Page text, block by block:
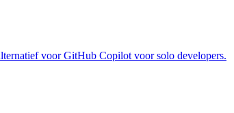
voor GitHub Copilot voor solo developers.